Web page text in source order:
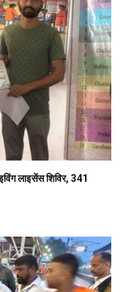
लाइसेंस शिविर, 341